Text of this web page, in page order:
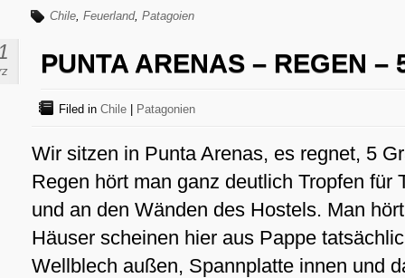
Chile, Feuerland, Patagoien
PUNTA ARENAS – REGEN –
Filed in Chile Patagonien
Wir sitzen in Punta Arenas, es regnet, 5
Regen hört man ganz deutlich Tropfen für
und an den Wänden des Hostels. Man
Häuser scheinen hier aus Pappe
Wellblech außen, Spannplatte innen und